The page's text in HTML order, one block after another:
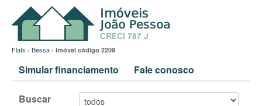
Flats › Bessa › Imóvel código 2209
Simular financiamento Fale conosco
Buscar